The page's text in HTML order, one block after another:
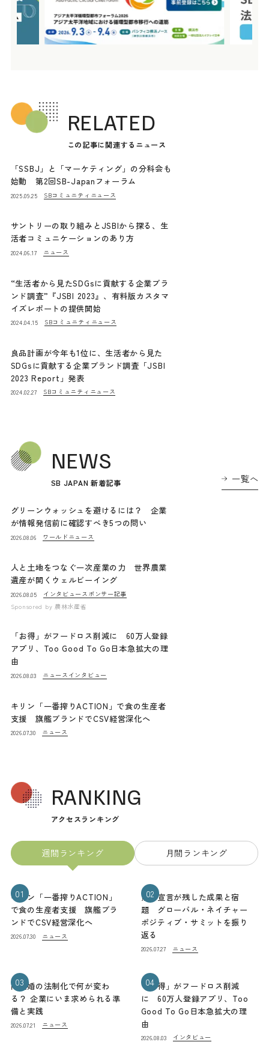
RELATED
この記事に関連するニュース
「SSBJ」と「マーケティング」の分科会も
始動 第2回SB-Japanフォーラム
2025.09.25 SBコミュニティニュース
サントリーの取り組みとJSBIから探る、生
活者コミュニケーションのあり方
2024.06.17 ニュース
“生活者から見たSDGsに貢献する企業ブラ
ンド調査”『JSBI 2023』、有料版カスタマ
イズレポートの提供開始
2024.04.15 SBコミュニティニュース
良品計画が今年も1位に、生活者から見た
SDGsに貢献する企業ブランド調査「JSBI
2023 Report」発表
2024.02.27 SBコミュニティニュース
NEWS
SB JAPAN 新着記事 一覧へ
グリーンウォッシュを避けるには？ 企業
が情報発信前に確認すべき5つの問い
2026.08.06 ワールドニュース
人と土地をつなぐ一次産業の力 世界農業
遺産が開くウェルビーイング
2026.08.05 インタビュー スポンサー記事
Sponsored by 農林水産省
「お得」がフードロス削減に 60万人登録
アプリ、Too Good To Go日本急拡大の理
由
2026.08.03 ニュース インタビュー
キリン「一番搾りACTION」で食の生産者
支援 旗艦ブランドでCSV経営深化へ
2026.07.30 ニュース
RANKING
アクセスランキング
週間ランキング 月間ランキング
01
キリン「一番搾りACTION」
で食の生産者支援 旗艦ブラ
ンドでCSV経営深化へ
2026.07.30 ニュース
02
熊本宣言が残した成果と宿
題 グローバル・ネイチャー
ポジティブ・サミットを振り
返る
2026.07.27 ニュース
03
同性婚の法制化で何が変わ
る？ 企業にいま求められる準
備と実践
2026.07.21 ニュース
04
「お得」がフードロス削減
に 60万人登録アプリ、Too
Good To Go日本急拡大の理
由
2026.08.03 インタビュー